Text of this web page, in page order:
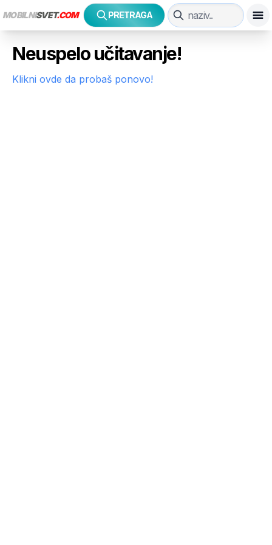
MOBILNISVET.COM PRETRAGA
Neuspelo učitavanje!
Klikni ovde da probaš ponovo!